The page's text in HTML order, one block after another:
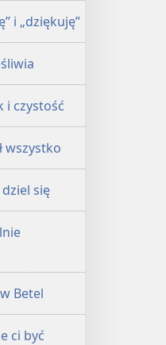
i „dziękuję”
i czystość
wszystko
się
Betel
ci być